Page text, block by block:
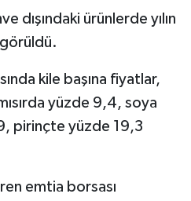
dışındaki ürünlerde yılın
kile başına fiyatlar,
yüzde 9,4, soya
pirinçte yüzde 19,3
emtia borsası